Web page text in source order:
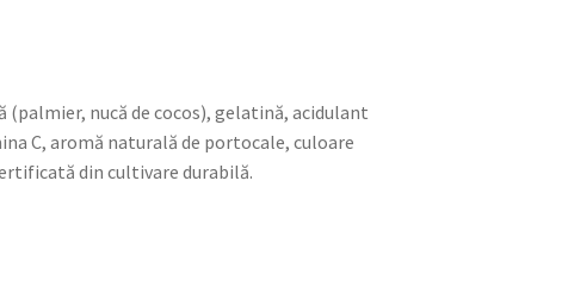
nucă de cocos), gelatină, acidulant
C, aromă naturală de portocale, culoare
din cultivare durabilă.